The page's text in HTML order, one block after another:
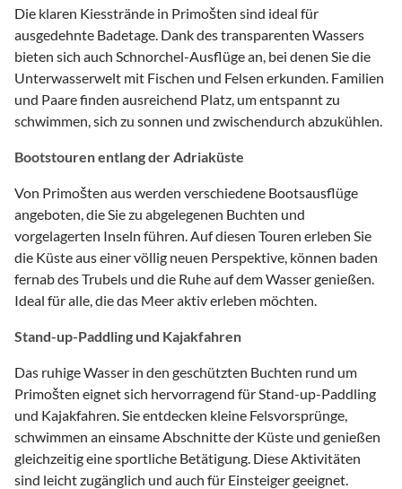
Die klaren Kiesstrände in Primošten sind ideal für
ausgedehnte Badetage. Dank des transparenten Wassers
bieten sich auch Schnorchel-Ausflüge an, bei denen Sie die
Unterwasserwelt mit Fischen und Felsen erkunden. Familien
und Paare finden ausreichend Platz, um entspannt zu
schwimmen, sich zu sonnen und zwischendurch abzukühlen.
Bootstouren entlang der Adriaküste
Von Primošten aus werden verschiedene Bootsausflüge
angeboten, die Sie zu abgelegenen Buchten und
vorgelagerten Inseln führen. Auf diesen Touren erleben Sie
die Küste aus einer völlig neuen Perspektive, können baden
fernab des Trubels und die Ruhe auf dem Wasser genießen.
Ideal für alle, die das Meer aktiv erleben möchten.
Stand-up-Paddling und Kajakfahren
Das ruhige Wasser in den geschützten Buchten rund um
Primošten eignet sich hervorragend für Stand-up-Paddling
und Kajakfahren. Sie entdecken kleine Felsvorsprünge,
schwimmen an einsame Abschnitte der Küste und genießen
gleichzeitig eine sportliche Betätigung. Diese Aktivitäten
sind leicht zugänglich und auch für Einsteiger geeignet.